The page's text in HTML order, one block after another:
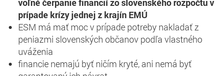
voľné čerpanie financií zo slovenského rozpočtu v
prípade krízy jednej z krajín EMÚ
ESM má mať moc v prípade potreby nakladať z
peniazmi slovenských občanov podľa vlastného
uváženia
financie nemajú byť ničím kryté, ani nemá byť